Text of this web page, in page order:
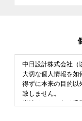
中日設計株式会社（
大切な個人情報を如
得ずに本来の目的以
致しません。
当社は、いかなる業